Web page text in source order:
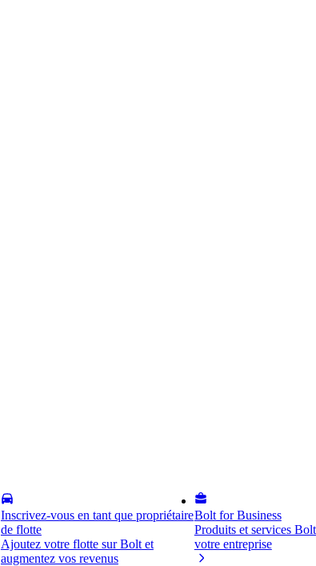
Inscrivez-vous en tant que propriétaire
de flotte
Ajoutez votre flotte sur Bolt et
augmentez vos revenus
Bolt for Business
Produits et services
votre entreprise